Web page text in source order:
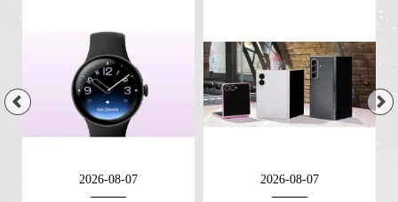
2026-08-07 2026-08-07